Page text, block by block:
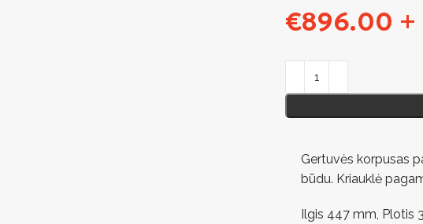
€896.00 +
Gertuvės korpusas
būdu. Kriauklė
Ilgis 447 mm, Plotis